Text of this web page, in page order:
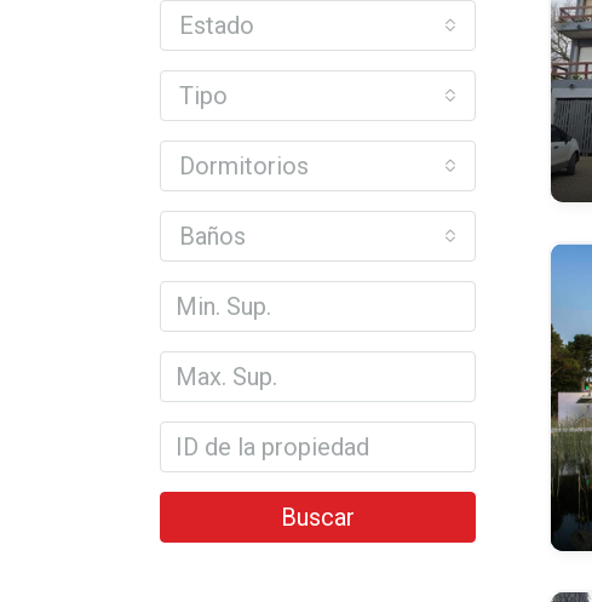
Estado
Tipo
Dormitorios
Baños
Buscar